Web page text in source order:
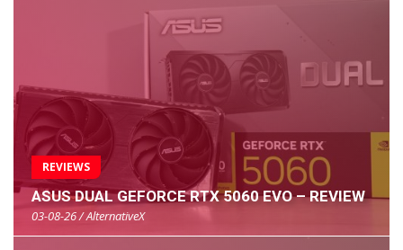
REVIEWS
ASUS DUAL GEFORCE RTX 5060 EVO – REVIEW
03-08-26 / AlternativeX